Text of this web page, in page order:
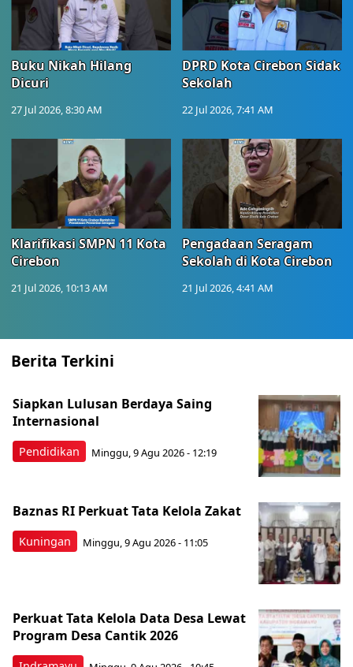
Buku Nikah Hilang
Dicuri
27 Jul 2026, 8:30 AM
DPRD Kota Cirebon Sidak
Sekolah
22 Jul 2026, 7:41 AM
Klarifikasi SMPN 11 Kota
Cirebon
21 Jul 2026, 10:13 AM
Pengadaan Seragam
Sekolah di Kota Cirebon
21 Jul 2026, 4:41 AM
Berita Terkini
Pendidikan
Siapkan Lulusan Berdaya Saing
Internasional
Minggu, 9 Agu 2026 - 12:19
Kuningan
Baznas RI Perkuat Tata Kelola Zakat
Minggu, 9 Agu 2026 - 11:05
Perkuat Tata Kelola Data Desa Lewat
Program Desa Cantik 2026